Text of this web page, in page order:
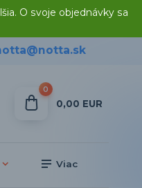
O svoje objednávky sa
0
0,00 EUR
Viac